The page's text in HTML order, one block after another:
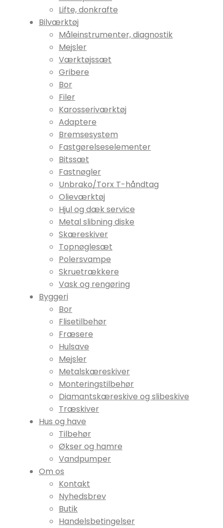
Lifte, donkrafte
Bilværktøj
Måleinstrumenter, diagnostik
Mejsler
Værktøjssæt
Gribere
Bor
Filer
Karosseriværktøj
Adaptere
Bremsesystem
Fastgørelseselementer
Bitssæt
Fastnøgler
Unbrako/Torx T-håndtag
Olieværktøj
Hjul og dæk service
Metal slibning diske
Skæreskiver
Topnøglesæt
Polersvampe
Skruetrækkere
Vask og rengøring
Byggeri
Bor
Flisetilbehør
Fræsere
Hulsave
Mejsler
Metalskæreskiver
Monteringstilbehør
Diamantskæreskive og slibeskive
Træskiver
Hus og have
Tilbehør
Økser og hamre
Vandpumper
Om os
Kontakt
Nyhedsbrev
Butik
Handelsbetingelser